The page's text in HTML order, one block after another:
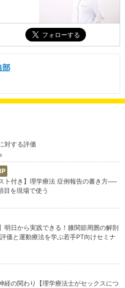
部
対する評価
ト付き】理学療法 症例報告の書き方──
目を現場で使う
明日から実践できる！膝関節周囲の解剖
価と運動療法を学ぶ若手PT向けセミナ
経の関わり【理学療法士がセックスにつ